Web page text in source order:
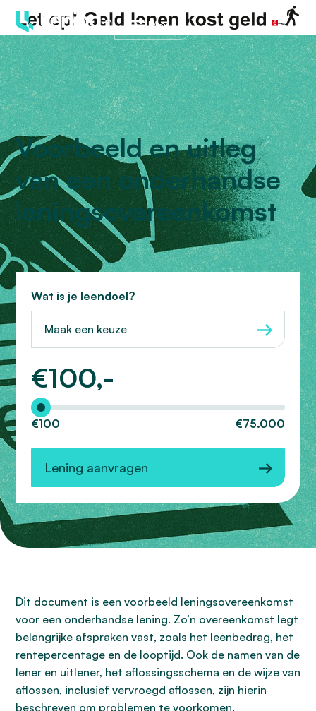
Menu
Voorbeeld en uitleg
van een onderhandse
leningsovereenkomst
Wat is je leendoel?
Maak een keuze
€100,-
Hoeveel wilt u lenen?
€100 €75.000
Lening aanvragen
Dit document is een voorbeeld leningsovereenkomst
voor een onderhandse lening. Zo’n overeenkomst legt
belangrijke afspraken vast, zoals het leenbedrag, het
rentepercentage en de looptijd. Ook de namen van de
lener en uitlener, het aflossingsschema en de wijze van
aflossen, inclusief vervroegd aflossen, zijn hierin
beschreven om problemen te voorkomen.